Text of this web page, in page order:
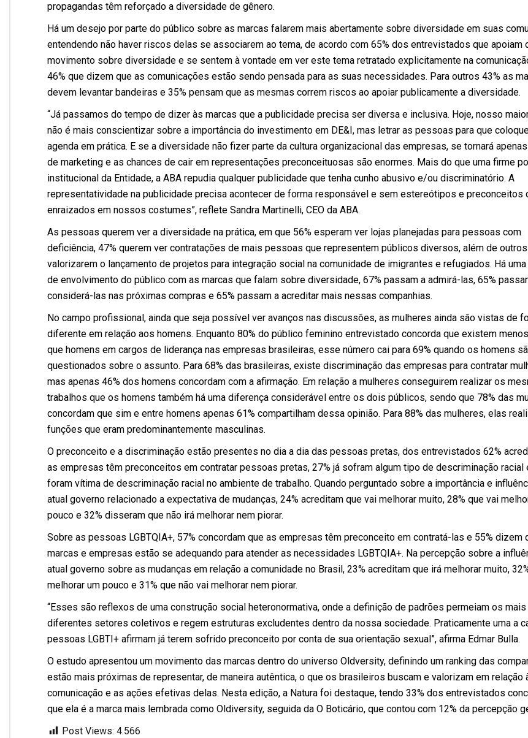
propagandas têm reforçado a diversidade de gênero.
Há um desejo por parte do público sobre as marcas falarem mais abertamente sobre diversidade em suas
entendendo não haver riscos delas se associarem ao tema, de acordo com 65% dos entrevistados que apoiam
movimento sobre diversidade e se sentem à vontade em ver este tema retratado explicitamente na
46% que dizem que as comunicações estão sendo pensada para as suas necessidades. Para outros 43% as
devem levantar bandeiras e 35% pensam que as mesmas correm riscos ao apoiar publicamente a diversidade.
“Já passamos do tempo de dizer às marcas que a publicidade precisa ser diversa e inclusiva. Hoje, nosso
não é mais conscientizar sobre a importância do investimento em DE&I, mas letrar as pessoas para que
agenda em prática. E se a diversidade não fizer parte da cultura organizacional das empresas, se tornará
de marketing e as chances de cair em representações preconceituosas são enormes. Mais do que uma firme
institucional da Entidade, a ABA repudia qualquer publicidade que tenha cunho abusivo e/ou discriminatório. A
representatividade na publicidade precisa acontecer de forma responsável e sem estereótipos e preconceitos
enraizados em nossos costumes”, reflete Sandra Martinelli, CEO da ABA.
As pessoas querem ver a diversidade na prática, em que 56% esperam ver lojas planejadas para pessoas com
deficiência, 47% querem ver contratações de mais pessoas que representem públicos diversos, além de
valorizarem o lançamento de projetos para integração social na comunidade de imigrantes e refugiados. Há
de envolvimento do público com as marcas que falam sobre diversidade, 67% passam a admirá-las, 65%
considerá-las nas próximas compras e 65% passam a acreditar mais nessas companhias.
No campo profissional, ainda que seja possível ver avanços nas discussões, as mulheres ainda são vistas de
diferente em relação aos homens. Enquanto 80% do público feminino entrevistado concorda que existem
que homens em cargos de liderança nas empresas brasileiras, esse número cai para 69% quando os homens
questionados sobre o assunto. Para 68% das brasileiras, existe discriminação das empresas para contratar
mas apenas 46% dos homens concordam com a afirmação. Em relação a mulheres conseguirem realizar os
trabalhos que os homens também há uma diferença considerável entre os dois públicos, sendo que 78% das
concordam que sim e entre homens apenas 61% compartilham dessa opinião. Para 88% das mulheres, elas
funções que eram predominantemente masculinas.
O preconceito e a discriminação estão presentes no dia a dia das pessoas pretas, dos entrevistados 62%
as empresas têm preconceitos em contratar pessoas pretas, 27% já sofram algum tipo de descriminação racial
foram vítima de descriminação racial no ambiente de trabalho. Quando perguntado sobre a importância e
atual governo relacionado a expectativa de mudanças, 24% acreditam que vai melhorar muito, 28% que vai
pouco e 32% disseram que não irá melhorar nem piorar.
Sobre as pessoas LGBTQIA+, 57% concordam que as empresas têm preconceito em contratá-las e 55% dizem
marcas e empresas estão se adequando para atender as necessidades LGBTQIA+. Na percepção sobre a
atual governo sobre as mudanças em relação a comunidade no Brasil, 23% acreditam que irá melhorar muito,
melhorar um pouco e 31% que não vai melhorar nem piorar.
“Esses são reflexos de uma construção social heteronormativa, onde a definição de padrões permeiam os mais
diferentes setores coletivos e regem estruturas excludentes dentro da nossa sociedade. Praticamente uma a
pessoas LGBTI+ afirmam já terem sofrido preconceito por conta de sua orientação sexual”, afirma Edmar Bulla.
O estudo apresentou um movimento das marcas dentro do universo Oldversity, definindo um ranking das
estão mais próximas de representar, de maneira autêntica, o que os brasileiros buscam e valorizam em relação
comunicação e as ações efetivas delas. Nesta edição, a Natura foi destaque, tendo 33% dos entrevistados
que ela é a marca mais lembrada como Oldiversity, seguida da O Boticário, que contou com 12% da percepção
Post Views: 4.566